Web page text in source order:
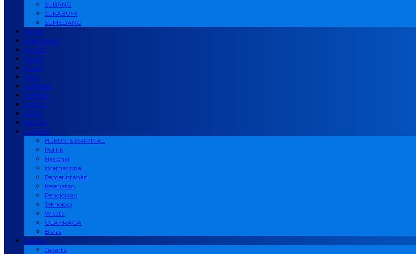
SUBANG
SUKABUMI
SUMEDANG
JATIM
MAKASSAR
SULSEL
SULUT
SULUT
RIAU
SUMBAR
SUMSEL
SUMUT
ACEH
KALTIM
LAINNYA
HUKUM & KRIMINAL
Politik
Nasional
Internasional
Pemerintahan
Kesehatan
Pendidikan
Teknologi
Wisata
OLAHRAGA
Bisnis
Daerah
Jakarta